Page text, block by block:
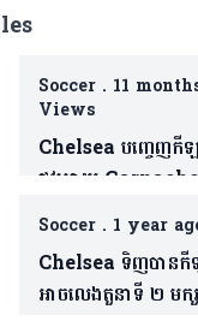
Soccer. 11
Views
Chelsea បញ្ចេញកីឡា
ផ្លូវអោយ
ពួកគេ(មាន២វីឌេអូ)
Soccer. 1 year
Chelsea ទិញបានកីឡ
អាចលេងតួនាទី ២ មក